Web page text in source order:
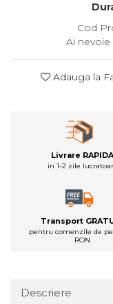
Cod
Ai nevoie
Adauga la
Livrare RAPIDA
in 1-2 zile
Transport
pentru comenzile de
RON
Descriere